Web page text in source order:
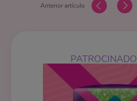
Anterior artículo
PATROCINADO